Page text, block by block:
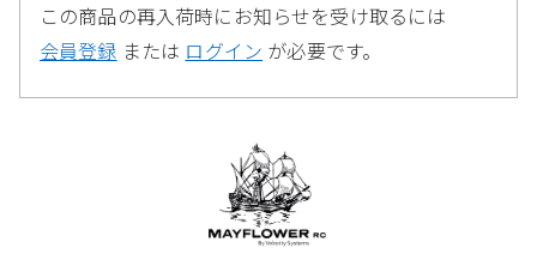
この商品の再入荷時にお知らせを受け取るには
会員登録 または ログイン が必要です。